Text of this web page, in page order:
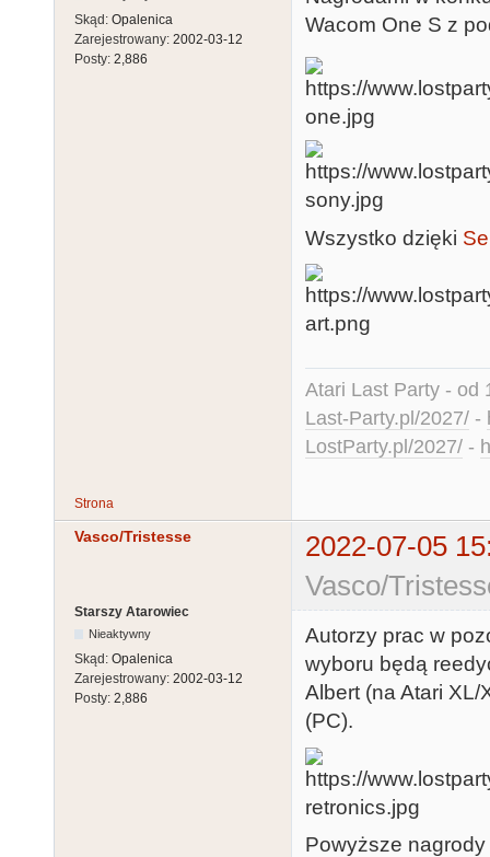
Skąd: Opalenica
Zarejestrowany: 2002-03-12
Posty: 2,886
Wacom One S z
Wszystko dzięki
Atari Last Party - od
Last-Party.pl/2027/ -
LostParty.pl/2027/ -
Strona
Vasco/Tristesse
2022-07-05
Vasco/
Starszy Atarowiec
Nieaktywny
Skąd: Opalenica
Zarejestrowany: 2002-03-12
Posty: 2,886
Autorzy prac w
wyboru będą
Albert (na Atari
(PC).
Powyższe